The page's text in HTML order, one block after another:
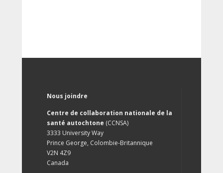
Nous joindre
Centre de collaboration nationale de la
santé autochtone (CCNSA)
3333 University Way
Prince George, Colombie-Britannique
V2N 4Z9
Canada